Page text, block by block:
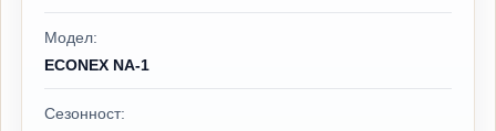
Модел:
ECONEX NA-1
Сезонност: